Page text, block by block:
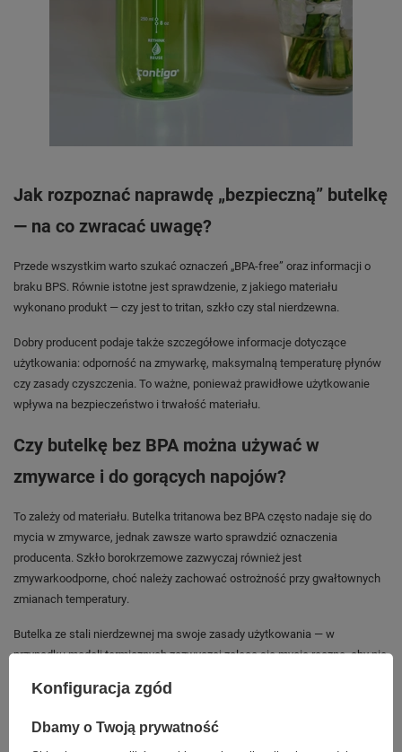
Jak rozpoznać naprawdę „bezpieczną” butelkę
— na co zwracać uwagę?
Przede wszystkim warto szukać oznaczeń „BPA-free” oraz informacji o
braku BPS. Równie istotne jest sprawdzenie, z jakiego materiału
wykonano produkt — czy jest to tritan, szkło czy stal nierdzewna.
Dobry producent podaje także szczegółowe informacje dotyczące
użytkowania: odporność na zmywarkę, maksymalną temperaturę płynów
czy zasady czyszczenia. To ważne, ponieważ prawidłowe użytkowanie
wpływa na bezpieczeństwo i trwałość materiału.
Czy butelkę bez BPA można używać w
zmywarce i do gorących napojów?
To zależy od materiału. Butelka tritanowa bez BPA często nadaje się do
mycia w zmywarce, jednak zawsze warto sprawdzić oznaczenia
producenta. Szkło borokrzemowe zazwyczaj również jest
zmywarkoodporne, choć należy zachować ostrożność przy gwałtownych
zmianach temperatury.
Butelka ze stali nierdzewnej ma swoje zasady użytkowania — w
przypadku modeli termicznych zazwyczaj zaleca się mycie ręczne, aby nie
ekstremalne temperatury, takie jak zalewanie wrzątkiem, ponieważ może
Konfiguracja zgód
Dbamy o Twoją prywatność